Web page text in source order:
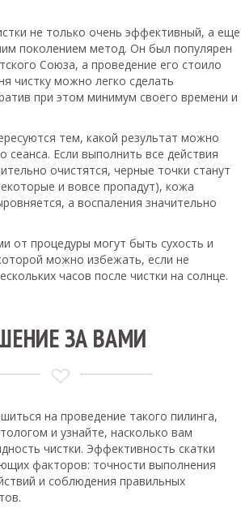
не только очень эффективный, а еще
поколением метод. Он был популярен
Союза, а проведение его стоило
чистку можно легко сделать
при этом минимум своего времени и
тем, какой результат можно
сеанса. Если выполнить все действия
очистятся, черные точки станут
и вовсе пропадут), кожа
а воспаления значительно
от процедуры могут быть сухость и
можно избежать, если не
часов после чистки на солнце.
ЗА ВАМИ
на проведение такого пилинга,
и узнайте, насколько вам
чистки. Эффективность скатки
факторов: точности выполнения
и соблюдения правильных